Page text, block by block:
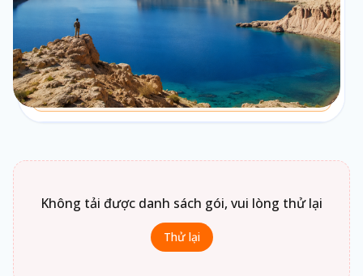
Loại gói
Theo ngày
Chưa biết chọn loại gói nào?
Bấm vàoLoại góiđể xem gợi ý phù hợp theo nhu cầu sử
dụng.
Không tải được danh sách gói, vui lòng thử lại
Thử lại